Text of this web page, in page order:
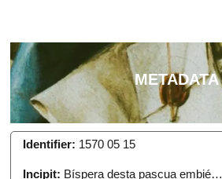
METADATA
Identifier: 1570 05 15
Incipit: Bíspera desta pascua embié…